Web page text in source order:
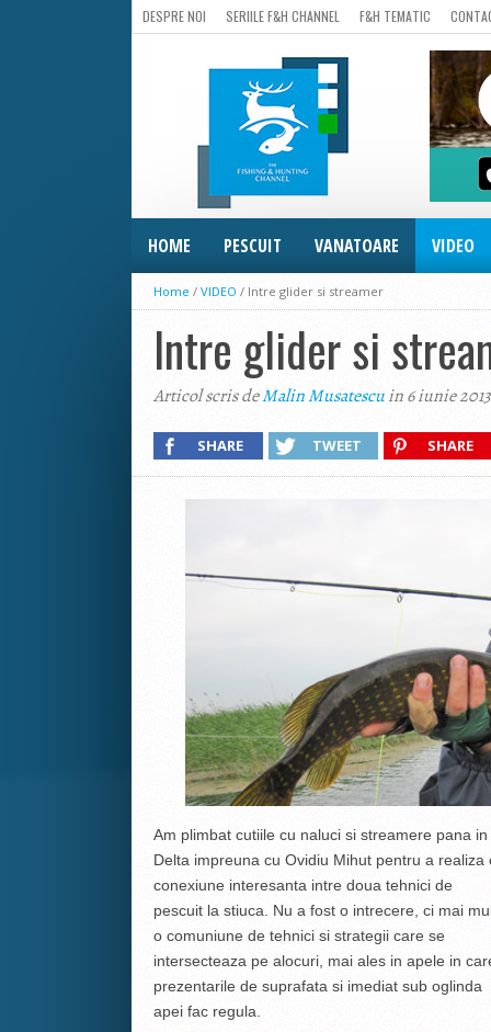
DESPRE NOI SERIILE F&H CHANNEL F&H TEMATIC
HOME PESCUIT VANATOARE VIDEO
Home / VIDEO / Intre glider si streamer
Intre glider si
Articol scris deMalin Musatescuin 6 iunie 2013
SHARE TWEET SHARE
Am plimbat cutiile cu naluci si streamere pana in
Delta impreuna cu Ovidiu Mihut pentru a realiza
conexiune interesanta intre doua tehnici de
pescuit la stiuca. Nu a fost o intrecere, ci mai
o comuniune de tehnici si strategii care se
intersecteaza pe alocuri, mai ales in apele in
prezentarile de suprafata si imediat sub oglinda
apei fac regula.